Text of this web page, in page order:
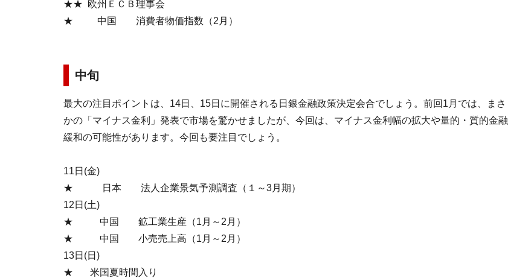
★★ 欧州ＥＣＢ理事会
★ 中国 消費者物価指数（2月）
中旬
最大の注目ポイントは、14日、15日に開催される日銀金融政策決定会合でしょう。前回1月では、まさ
かの「マイナス金利」発表で市場を驚かせましたが、今回は、マイナス金利幅の拡大や量的・質的金融
緩和の可能性があります。今回も要注目でしょう。
11日(金)
★ 日本 法人企業景気予測調査（１～3月期）
12日(土)
★ 中国 鉱工業生産（1月～2月）
★ 中国 小売売上高（1月～2月）
13日(日)
★ 米国夏時間入り